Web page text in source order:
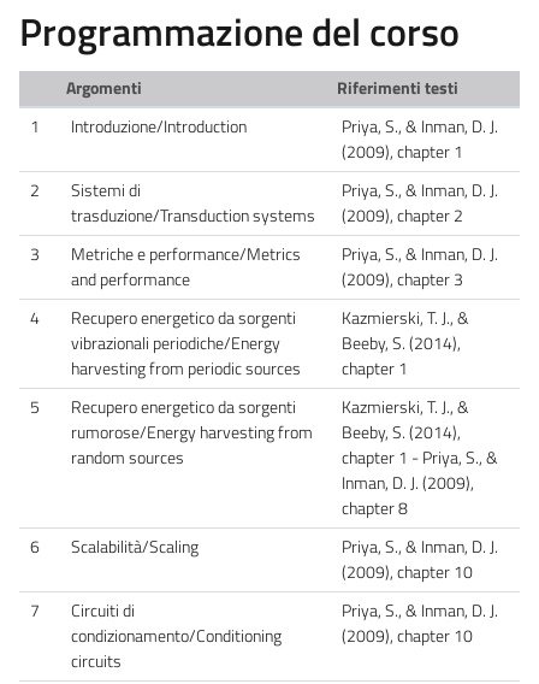
Programmazione del corso
Argomenti
Riferimenti testi
1
Introduzione/Introduction
Priya, S., & Inman, D. J.
(2009), chapter 1
2
Sistemi di
trasduzione/Transduction systems
Priya, S., & Inman, D. J.
(2009), chapter 2
3
Metriche e performance/Metrics
and performance
Priya, S., & Inman, D. J.
(2009), chapter 3
4
Recupero energetico da sorgenti
vibrazionali periodiche/Energy
harvesting from periodic sources
Kazmierski, T. J., &
Beeby, S. (2014),
chapter 1
5
Recupero energetico da sorgenti
rumorose/Energy harvesting from
random sources
Kazmierski, T. J., &
Beeby, S. (2014),
chapter 1 - Priya, S., &
Inman, D. J. (2009),
chapter 8
6
Scalabilità/Scaling
Priya, S., & Inman, D. J.
(2009), chapter 10
7
Circuiti di
condizionamento/Conditioning
circuits
Priya, S., & Inman, D. J.
(2009), chapter 10